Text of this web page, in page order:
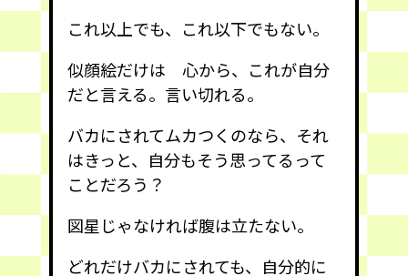
これ以上でも、これ以下でもない。
似顔絵だけは 心から、これが自分
だと言える。言い切れる。
バカにされてムカつくのなら、それ
はきっと、自分もそう思ってるって
ことだろう？
図星じゃなければ腹は立たない。
どれだけバカにされても、自分的に